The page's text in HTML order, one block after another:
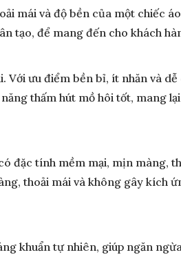
mái và độ bền của một chiếc
tạo, để mang đến cho khách
ưu điểm bền bỉ, ít nhăn và
thấm hút mồ hôi tốt, mang
đặc tính mềm mại, mịn màng,
thoải mái và không gây kích
khuẩn tự nhiên, giúp ngăn